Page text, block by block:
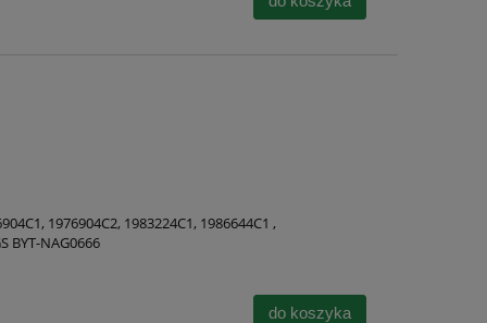
1976904C2, 1983224C1, 1986644C1 ,
BYT-NAG0666
do koszyka